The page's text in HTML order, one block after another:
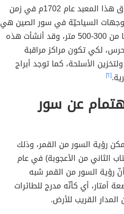
السلام العظيم مكانه تم إحراق هذا المعبد عام 1702م في زمن
السياحيّة في سور الصين هي
المنصات التي تبعد عن بعضها من 300-500 متر، وقد أنشأت هذه
لكي تكون مراكز مراقبة
الأسلحة، كما توجد أبراج
[٢]
عن سور
رؤية السور من القمر، وذلك
الثاني من الأعجوبة) في عام
أنّ رؤية السور من القمر شبه
أمتار، أي كأنّه مدرج للطائرات
القريب للأرض.